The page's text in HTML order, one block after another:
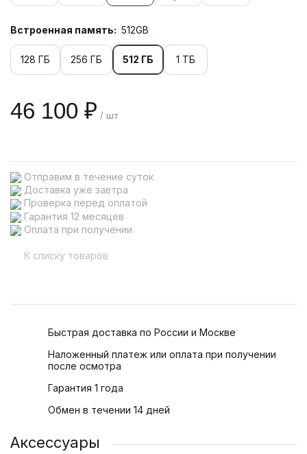
Встроенная память: 512GB
128 ГБ 256 ГБ 512 ГБ 1 ТБ
46 100 ₽ / шт
Отправим в течение суток
Доставка уже завтра
Проверка перед оплатой
Гарантия 12 месяцев
Оплата при получении
К списку товаров
Быстрая доставка по России и Москве
Наложенный платеж или оплата при получении
после осмотра
Гарантия 1 года
Обмен в течении 14 дней
Аксессуары